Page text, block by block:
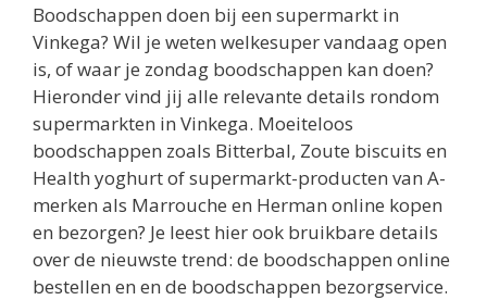
Boodschappen doen bij een supermarkt in
Vinkega? Wil je weten welkesuper vandaag open
is, of waar je zondag boodschappen kan doen?
Hieronder vind jij alle relevante details rondom
supermarkten in Vinkega. Moeiteloos
boodschappen zoals Bitterbal, Zoute biscuits en
Health yoghurt of supermarkt-producten van A-
merken als Marrouche en Herman online kopen
en bezorgen? Je leest hier ook bruikbare details
over de nieuwste trend: de boodschappen online
bestellen en en de boodschappen bezorgservice.